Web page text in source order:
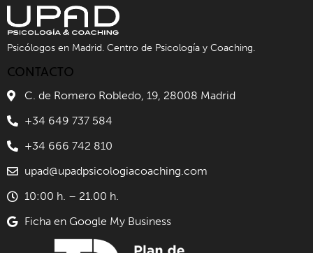
Psicólogos en Madrid. Centro de Psicología y Coaching.
CONTACTO
C. de Romero Robledo, 19, 28008 Madrid
+34 649 737 584
+34 666 742 810
upad@upadpsicologiacoaching.com
10:00 h. – 21.00 h.
Ficha en Google My Business